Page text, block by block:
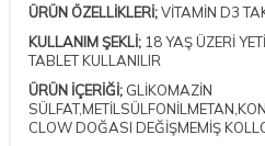
ÜRÜN ÖZELLİKLERİ;VİTAMİN D3
KULLANIM ŞEKLİ; 18 YAŞ ÜZERİ
TABLET KULLANILIR
ÜRÜN İÇERİĞİ; GLİKOMAZİN
CLOW DOĞASI DEĞİŞMEMİŞ